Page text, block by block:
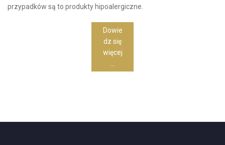
przypadków są to produkty hipoalergiczne.
Dowie
dz się
więcej